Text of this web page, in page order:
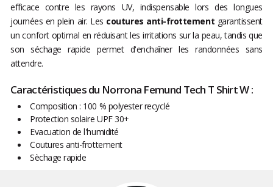
efficace contre les rayons UV, indispensable lors des longues
journées en plein air. Les coutures anti-frottement garantissent
un confort optimal en réduisant les irritations sur la peau, tandis que
son séchage rapide permet d'enchaîner les randonnées sans
attendre.
Caractéristiques du Norrona Femund Tech T Shirt W :
Composition : 100 % polyester recyclé
Protection solaire UPF 30+
Evacuation de l'humidité
Coutures anti-frottement
Sèchage rapide